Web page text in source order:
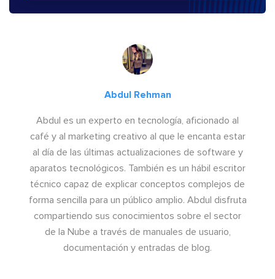
Abdul Rehman
Abdul es un experto en tecnología, aficionado al
café y al marketing creativo al que le encanta estar
al día de las últimas actualizaciones de software y
aparatos tecnológicos. También es un hábil escritor
técnico capaz de explicar conceptos complejos de
forma sencilla para un público amplio. Abdul disfruta
compartiendo sus conocimientos sobre el sector
de la Nube a través de manuales de usuario,
documentación y entradas de blog.